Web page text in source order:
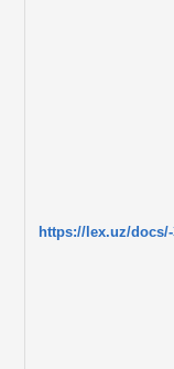
https://lex.uz/docs/-